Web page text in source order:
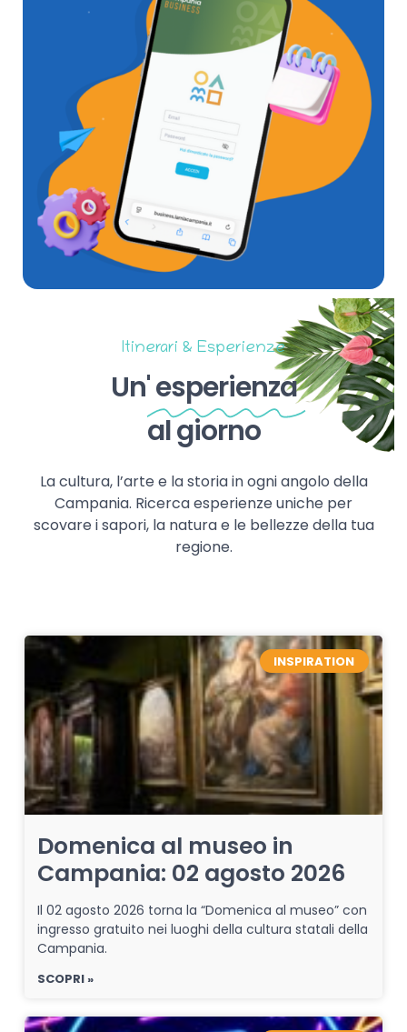
Itinerari & Esperienze
Un'esperienza
al giorno
La cultura, l’arte e la storia in ogni angolo della
Campania. Ricerca esperienze uniche per
scovare i sapori, la natura e le bellezze della tua
regione.
INSPIRATION
Domenica al museo in
Campania: 02 agosto 2026
Il 02 agosto 2026 torna la “Domenica al museo” con
ingresso gratuito nei luoghi della cultura statali della
Campania.
SCOPRI »